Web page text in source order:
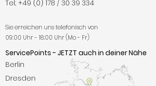
Tel.: +49 (0) 178 / 30 39 334
Sie erreichen uns telefonisch von
09:00 Uhr - 18:00 Uhr (Mo - Fr)
ServicePoints - JETZT auch in deiner Nähe
Berlin
Dresden